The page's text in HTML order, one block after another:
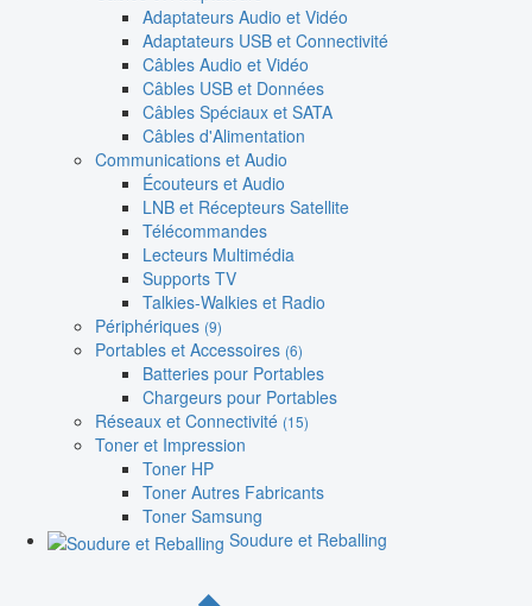
Adaptateurs Audio et Vidéo
Adaptateurs USB et Connectivité
Câbles Audio et Vidéo
Câbles USB et Données
Câbles Spéciaux et SATA
Câbles d'Alimentation
Communications et Audio
Écouteurs et Audio
LNB et Récepteurs Satellite
Télécommandes
Lecteurs Multimédia
Supports TV
Talkies-Walkies et Radio
Périphériques (9)
Portables et Accessoires (6)
Batteries pour Portables
Chargeurs pour Portables
Réseaux et Connectivité (15)
Toner et Impression
Toner HP
Toner Autres Fabricants
Toner Samsung
Soudure et Reballing